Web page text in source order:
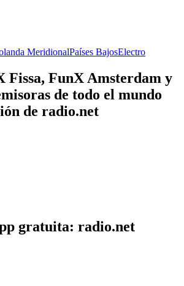
MeridionalPaíses BajosElectro
Fissa, FunX Amsterdam y
de todo el mundo
de radio.net
gratuita: radio.net